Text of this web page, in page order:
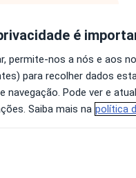
gratuito
Hoje
8 Ago
é
permite-nos a nós e aos
para recolher dados
navegação. Pode ver e
Saiba mais na política